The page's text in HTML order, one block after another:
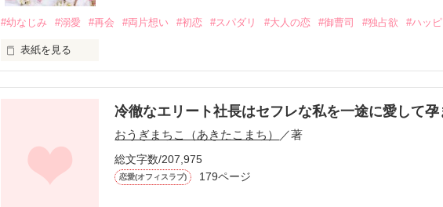
#幼なじみ #溺愛 #再会 #両片想い #初恋 #スパダリ #大人の恋 #御曹司 #独占欲 #ハッ
表紙を見る
しかし、ある出来事をきっかけに二人の関係は壊れてしまう。
関係修復もできないまま、美桜は両親の離婚によって
引っ越すことになり、哲平とも離れ離れになった。
冷徹なエリート社長はセフレな私を一途に愛して孕
おうぎまちこ（あきたこまち） ／著
総文字数/207,975
恋愛(オフィスラブ) 179ページ